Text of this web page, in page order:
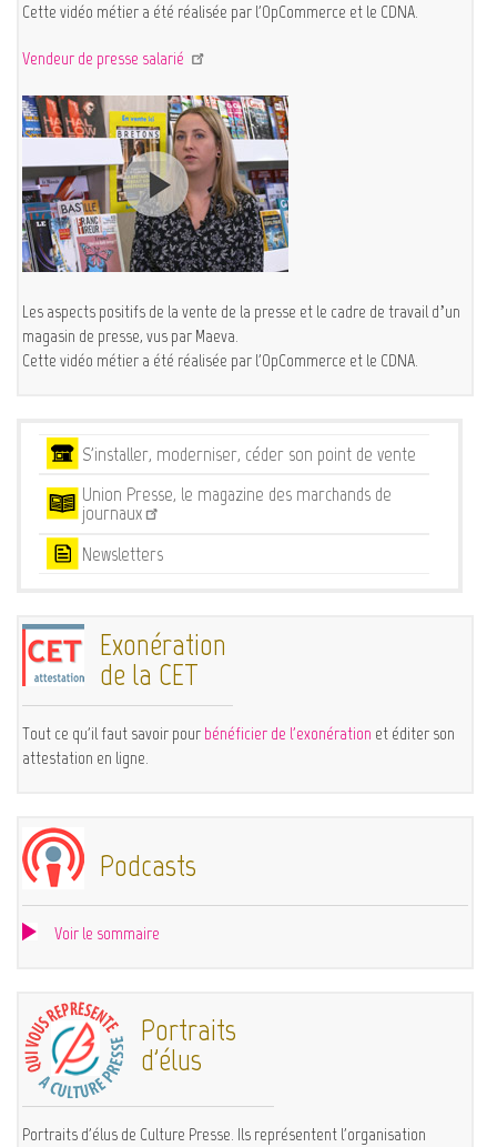
Cette vidéo métier a été réalisée par l'OpCommerce et le CDNA.
Vendeur de presse salarié
Les aspects positifs de la vente de la presse et le cadre de travail d’un
magasin de presse, vus par Maeva.
Cette vidéo métier a été réalisée par l'OpCommerce et le CDNA.
Services
S'installer, moderniser, céder son point de vente
Union Presse, le magazine des marchands de
journaux
Newsletters
Exonération
de la CET
Tout ce qu'il faut savoir pour bénéficier de l'exonération et éditer son
attestation en ligne.
Podcasts
Voir le sommaire
Portraits
d'élus
Portraits d'élus de Culture Presse. Ils représentent l'organisation